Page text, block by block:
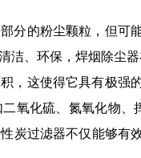
分的粉尘颗粒，但可
、环保，焊烟除尘
，这使得它具有极强
氧化硫、氮氧化物
炭过滤器不仅能够有